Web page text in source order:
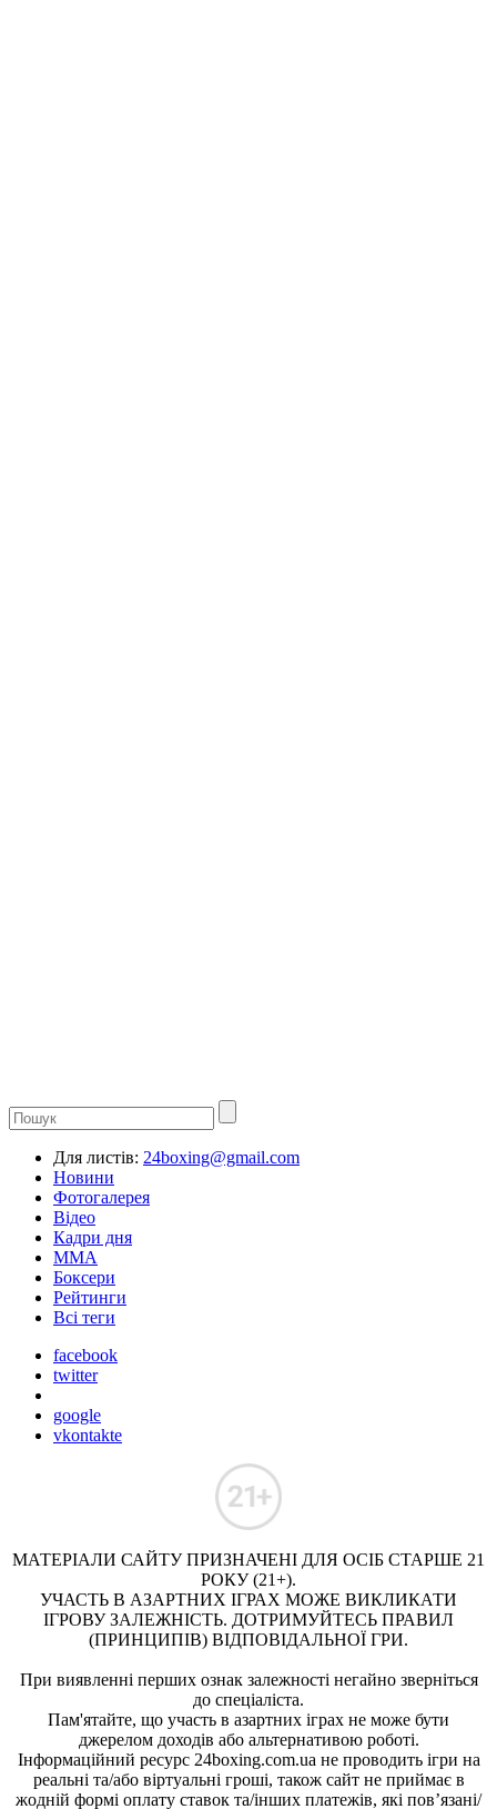
Для листів: 24boxing@gmail.com
Новини
Фотогалерея
Відео
Кадри дня
ММА
Боксери
Рейтинги
Всі теги
facebook
twitter
google
vkontakte
МАТЕРІАЛИ САЙТУ ПРИЗНАЧЕНІ ДЛЯ ОСІБ СТАРШЕ 21
РОКУ (21+).
УЧАСТЬ В АЗАРТНИХ ІГРАХ МОЖЕ ВИКЛИКАТИ
ІГРОВУ ЗАЛЕЖНІСТЬ. ДОТРИМУЙТЕСЬ ПРАВИЛ
(ПРИНЦИПІВ) ВІДПОВІДАЛЬНОЇ ГРИ.
При виявленні перших ознак залежності негайно зверніться
до спеціаліста.
Пам'ятайте, що участь в азартних іграх не може бути
джерелом доходів або альтернативою роботі.
Інформаційний ресурс 24boxing.com.ua не проводить ігри на
реальні та/або віртуальні гроші, також сайт не приймає в
жодній формі оплату ставок та/інших платежів, які пов’язані/